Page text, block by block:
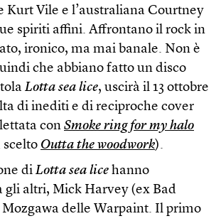
Kurt Vile e l’australiana Courtney
spiriti affini. Affrontano il rock in
ironico, ma mai banale. Non è
che abbiano fatto un disco
Lotta sea lice, uscirà il 13 ottobre
di inediti e di reciproche cover
con Smoke ring for my halo
scelto Outta the woodwork).
di Lotta sea lice hanno
gli altri, Mick Harvey (ex Bad
Mozgawa delle Warpaint. Il primo